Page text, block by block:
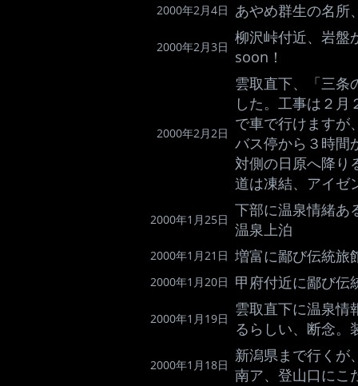
2000年2月4日 あやめ群生の名
2000年2月3日
柳沢峠付近、岩盤
soon！
2000年2月2日
雲取直下、「三条
した。工事は２
で車で行けますが
バス停から３時間
対側の日原へ降り
道は凍結、アイゼ
2000年1月25日
下部に温泉情緒あ
温泉上泊
2000年1月21日 増富に鄙び伝統旅
2000年1月20日 甲府付近に鄙び伝
2000年1月19日
雲取直下に温泉情
るらしい、断念。
2000年1月18日
新潟県まで行くが
南ア、登山口にこ